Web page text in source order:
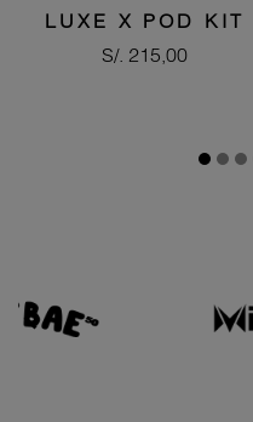
LUXE X POD KIT
Precio
S/. 215,00
